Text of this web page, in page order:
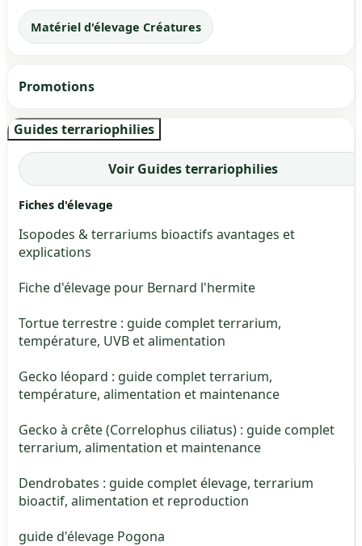
Matériel d'élevage Créatures
Promotions
Guides terrariophilies
Voir Guides terrariophilies
Fiches d'élevage
Isopodes & terrariums bioactifs avantages et
explications
Fiche d'élevage pour Bernard l'hermite
Tortue terrestre : guide complet terrarium,
température, UVB et alimentation
Gecko léopard : guide complet terrarium,
température, alimentation et maintenance
Gecko à crête (Correlophus ciliatus) : guide complet
terrarium, alimentation et maintenance
Dendrobates : guide complet élevage, terrarium
bioactif, alimentation et reproduction
guide d'élevage Pogona